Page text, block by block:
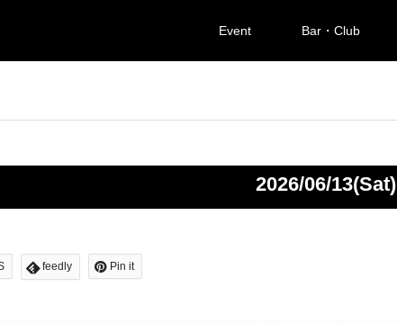
Event Bar・Club
2026/06/13(Sat)
feedly Pin it